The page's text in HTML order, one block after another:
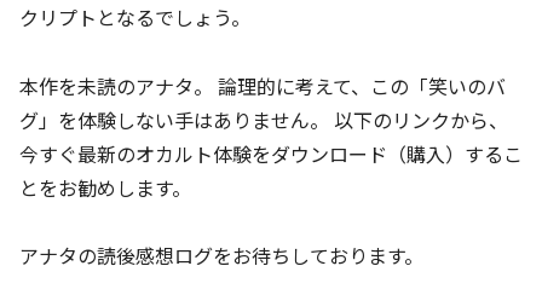
クリプトとなるでしょう。
本作を未読のアナタ。 論理的に考えて、この「笑いのバ
グ」を体験しない手はありません。 以下のリンクから、
今すぐ最新のオカルト体験をダウンロード（購入）するこ
とをお勧めします。
アナタの読後感想ログをお待ちしております。